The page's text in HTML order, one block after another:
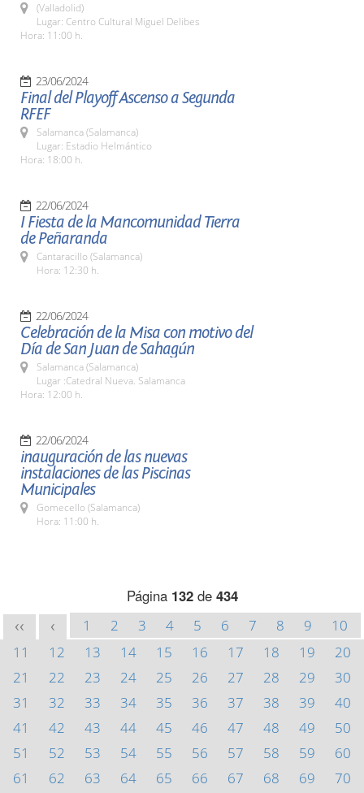
(Valladolid)
Lugar: Centro Cultural Miguel Delibes
Hora: 11:00 h.
23/06/2024
Final del Playoff Ascenso a Segunda
RFEF
Salamanca (Salamanca)
Lugar: Estadio Helmántico
Hora: 18:00 h.
22/06/2024
I Fiesta de la Mancomunidad Tierra
de Peñaranda
Cantaracillo (Salamanca)
Hora: 12:30 h.
22/06/2024
Celebración de la Misa con motivo del
Día de San Juan de Sahagún
Salamanca (Salamanca)
Lugar :Catedral Nueva. Salamanca
Hora: 12:00 h.
22/06/2024
inauguración de las nuevas
instalaciones de las Piscinas
Municipales
Gomecello (Salamanca)
Hora: 11:00 h.
Página 132de 434
<< < 1 2 3 4 5 6 7 8 9
10
11
12 13 14 15 16 17 18 19
20
21
22 23 24 25 26 27 28 29
30
31
32 33 34 35 36 37 38 39
40
41
42 43 44 45 46 47 48 49
50
51
52 53 54 55 56 57 58 59
60
61
62 63 64 65 66 67 68 69
70